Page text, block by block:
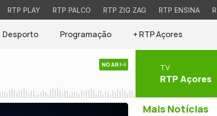
RTP PLAY RTP PALCO RTP ZIG ZAG RTP ENSINA
Desporto Programação + RTP Açores
NO AR TV
RTP Açores
Mais Notícias